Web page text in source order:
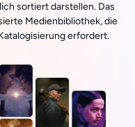
sortiert darstellen. Das
Medienbibliothek, die
erfordert.